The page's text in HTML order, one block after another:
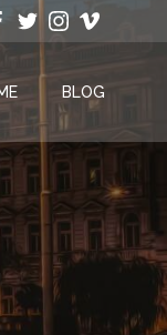
BLOG